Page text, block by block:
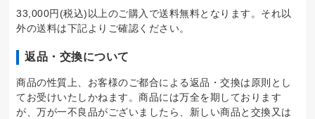
33,000円(税込)以上のご購入で送料無料となります。それ以
外の送料は下記よりご確認ください。
返品・交換について
商品の性質上、お客様のご都合による返品・交換は原則とし
てお受けいたしかねます。商品には万全を期しております
が、万が一不良品がございましたら、新しい商品と交換又は